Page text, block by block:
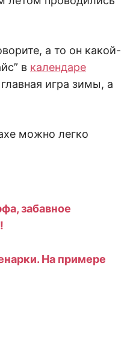
а то он какой-
в календаре
игра зимы, а
можно легко
забавное
На примере